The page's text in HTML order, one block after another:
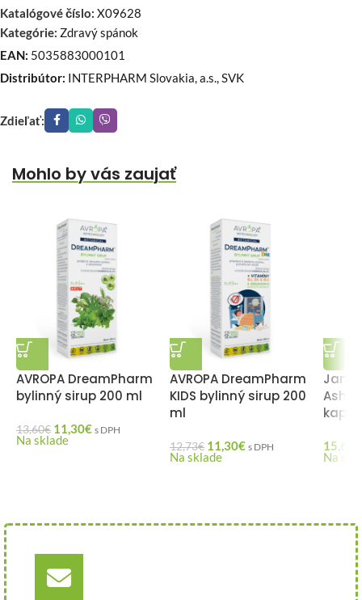
Katalógové číslo: X09628
Kategórie: Zdravý spánok
EAN: 5035883000101
Distribútor: INTERPHARM Slovakia, a.s., SVK
Zdieľať:
Mohlo by vás zaujať
AVROPA DreamPharm
bylinný sirup 200 ml
13,60€ 11,30€ s DPH
Na sklade
AVROPA DreamPharm
KIDS bylinný sirup 200
ml
12,73€ 11,30€ s DPH
Na sklade
15,69
Na